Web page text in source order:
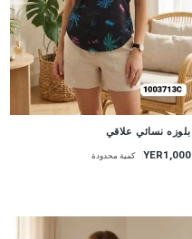
بلوزه نسائي علاقي
YER1,000 كمية محدودة